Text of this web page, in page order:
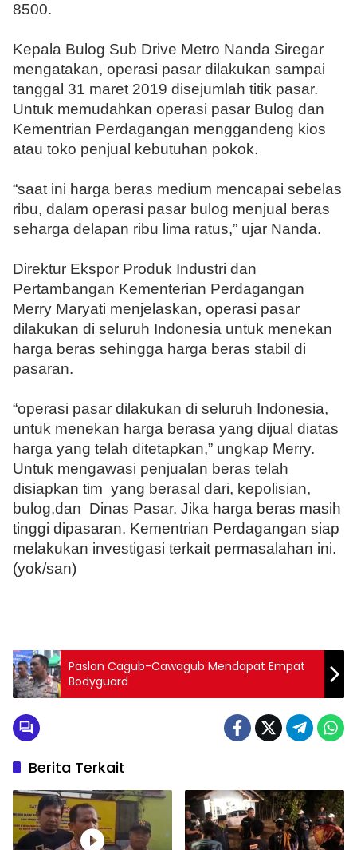
8500.
Kepala Bulog Sub Drive Metro Nanda Siregar
mengatakan, operasi pasar dilakukan sampai
tanggal 31 maret 2019 disejumlah titik pasar.
Untuk memudahkan operasi pasar Bulog dan
Kementrian Perdagangan menggandeng kios
atau toko penjual kebutuhan pokok.
“saat ini harga beras medium mencapai sebelas
ribu, dalam operasi pasar bulog menjual beras
seharga delapan ribu lima ratus,” ujar Nanda.
Direktur Ekspor Produk Industri dan
Pertambangan Kementerian Perdagangan
Merry Maryati menjelaskan, operasi pasar
dilakukan di seluruh Indonesia untuk menekan
harga beras sehingga harga beras stabil di
pasaran.
“operasi pasar dilakukan di seluruh Indonesia,
untuk menekan harga berasa yang dijual diatas
harga yang telah ditetapkan,” ungkap Merry.
Untuk mengawasi penjualan beras telah
disiapkan tim yang berasal dari, kepolisian,
bulog,dan Dinas Pasar. Jika harga beras masih
tinggi dipasaran, Kementrian Perdagangan siap
melakukan investigasi terkait permasalahan ini.
(yok/san)
Paslon Cagub-Cawagub Mendapat Empat
Bodyguard
Berita Terkait